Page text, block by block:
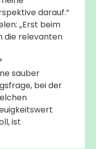
darauf.“
„Erst beim
die relevanten
sauber
bei der
ist